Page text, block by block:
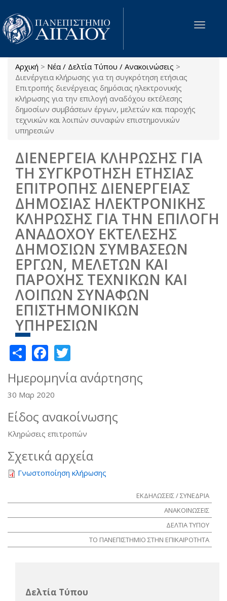
Παράκαμψη προς το κυρίως περιεχόμενο
Toggle
Είστε εδώ
Αρχική > Νέα / Δελτία Τύπου / Ανακοινώσεις >
Διενέργεια κλήρωσης για τη συγκρότηση ετήσιας
Επιτροπής διενέργειας δημόσιας ηλεκτρονικής
κλήρωσης για την επιλογή αναδόχου εκτέλεσης
δημοσίων συμβάσεων έργων, μελετών και παροχής
τεχνικών και λοιπών συναφών επιστημονικών
υπηρεσιών
ΔΙΕΝΕΡΓΕΙΑ ΚΛΗΡΩΣΗΣ ΓΙΑ
ΤΗ ΣΥΓΚΡΟΤΗΣΗ ΕΤΗΣΙΑΣ
ΕΠΙΤΡΟΠΗΣ ΔΙΕΝΕΡΓΕΙΑΣ
ΔΗΜΟΣΙΑΣ ΗΛΕΚΤΡΟΝΙΚΗΣ
ΚΛΗΡΩΣΗΣ ΓΙΑ ΤΗΝ ΕΠΙΛΟΓΗ
ΑΝΑΔΟΧΟΥ ΕΚΤΕΛΕΣΗΣ
ΔΗΜΟΣΙΩΝ ΣΥΜΒΑΣΕΩΝ
ΕΡΓΩΝ, ΜΕΛΕΤΩΝ ΚΑΙ
ΠΑΡΟΧΗΣ ΤΕΧΝΙΚΩΝ ΚΑΙ
ΛΟΙΠΩΝ ΣΥΝΑΦΩΝ
ΕΠΙΣΤΗΜΟΝΙΚΩΝ
ΥΠΗΡΕΣΙΩΝ
ShareFacebook
Ημερομηνία ανάρτησης
30 Μαρ 2020
Είδος ανακοίνωσης
Κληρώσεις επιτροπών
Σχετικά αρχεία
Γνωστοποίηση κλήρωσης
ΕΚΔΗΛΩΣΕΙΣ / ΣΥΝΕΔΡΙΑ
ΑΝΑΚΟΙΝΩΣΕΙΣ
ΔΕΛΤΙΑ ΤΥΠΟΥ
ΤΟ ΠΑΝΕΠΙΣΤΗΜΙΟ ΣΤΗΝ ΕΠΙΚΑΙΡΟΤΗΤΑ
Δελτία Τύπου